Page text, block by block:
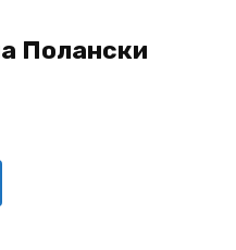
Полански